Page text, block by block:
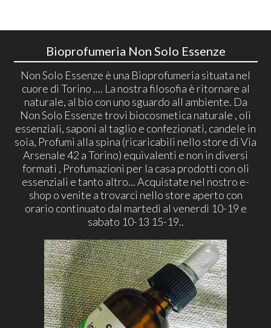
Bioprofumeria Non Solo Essenze
Non Solo Essenze è una Bioprofumeria situata nel
cuore di Torino .... La nostra filosofia è ritornare al
naturale, al bio con uno sguardo all ambiente. Da
Non Solo Essenze trovi biocosmetica naturale , oli
essenziali, saponi al taglio e confezionati, candele in
soia, Profumi alla spina (ricaricabili nello store di Via
Arsenale 42 a Torino) equivalenti e non in diversi
formati , Profumazioni per la casa prodotti con oli
essenziali e tanto altro... Acquistate nel nostro e-
shop o venite a trovarci nello store aperto con
orario continuato dal martedì al venerdì 10-19 e
sabato 10-13 15-19..